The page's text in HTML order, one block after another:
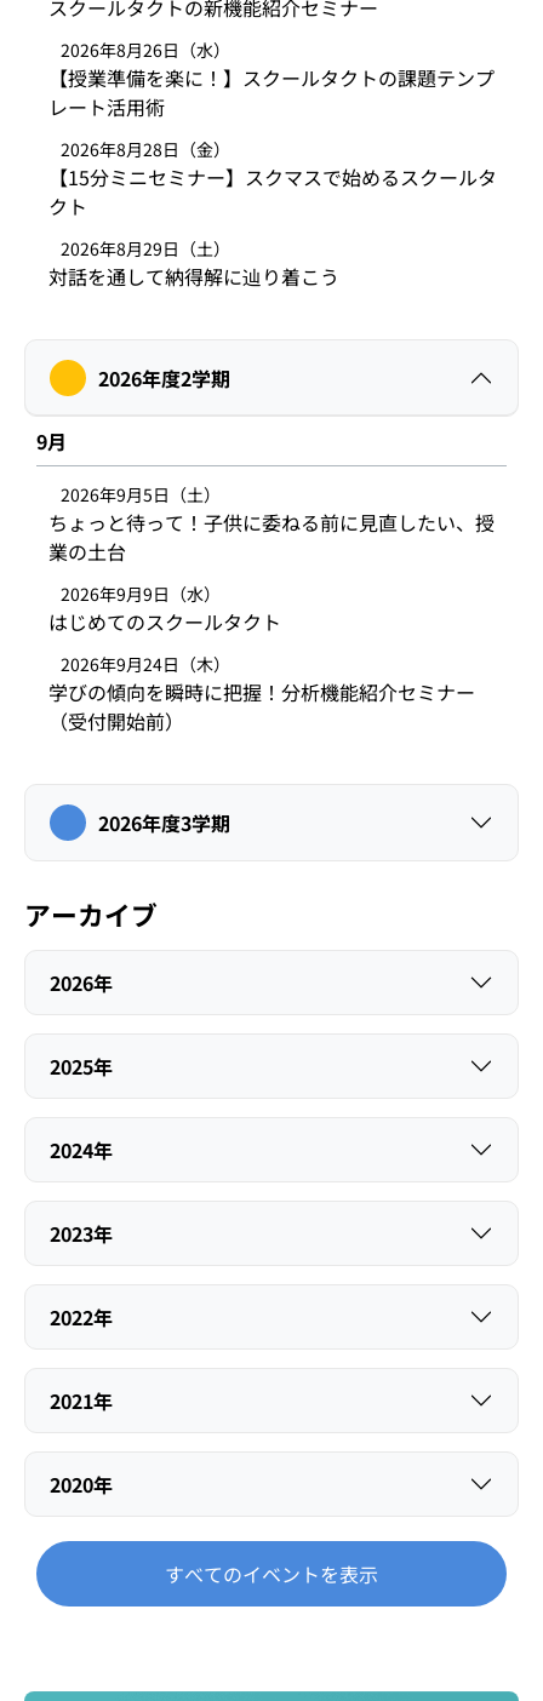
スクールタクトの新機能紹介セミナー
2026年8月26日（水）
【授業準備を楽に！】スクールタクトの課題テンプ
レート活用術
2026年8月28日（金）
【15分ミニセミナー】スクマスで始めるスクールタ
クト
2026年8月29日（土）
対話を通して納得解に辿り着こう
2026年度2学期
9月
2026年9月5日（土）
ちょっと待って！子供に委ねる前に見直したい、授
業の土台
2026年9月9日（水）
はじめてのスクールタクト
2026年9月24日（木）
学びの傾向を瞬時に把握！分析機能紹介セミナー
（受付開始前）
2026年度3学期
アーカイブ
2026年
2025年
2024年
2023年
2022年
2021年
2020年
すべてのイベントを表示